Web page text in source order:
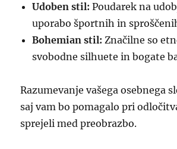
Udoben stil: Poudarek na
uporabo športnih in
Bohemian stil: Značilne so
svobodne silhuete in bogate
Razumevanje vašega osebnega
saj vam bo pomagalo pri
sprejeli med preobrazbo.